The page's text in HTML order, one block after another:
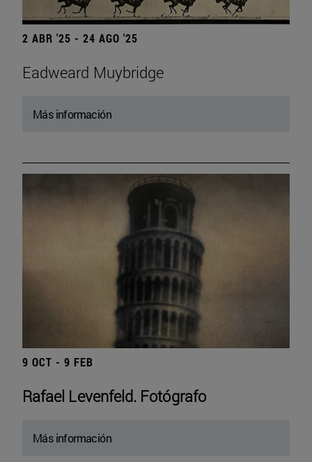
2 ABR '25 - 24 AGO '25
Eadweard Muybridge
Más información
9 OCT - 9 FEB
Rafael Levenfeld. Fotógrafo
Más información